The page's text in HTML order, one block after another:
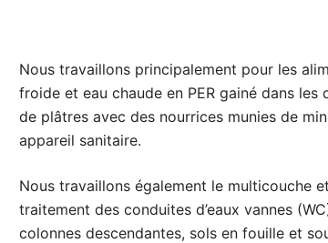
Nous travaillons principalement pour les
froide et eau chaude en PER gainé dans les
de plâtres avec des nourrices munies de
appareil sanitaire.
Nous travaillons également le multicouche
traitement des conduites d’eaux vannes
colonnes descendantes, sols en fouille et